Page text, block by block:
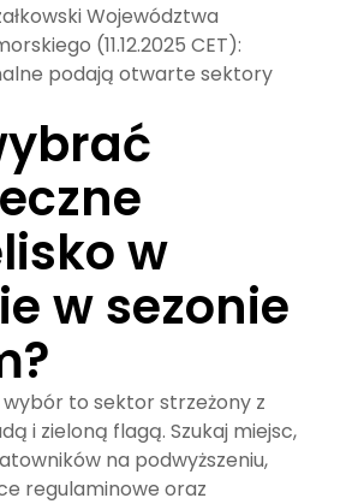
Województwa
(11.12.2025 CET):
podają otwarte sektory
w
w sezonie
wybór to sektor strzeżony z
i zieloną flagą. Szukaj miejsc,
na podwyższeniu,
regulaminowe oraz